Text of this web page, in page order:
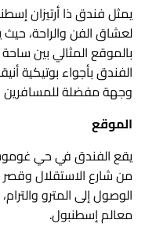
يمثل فندق ذا أرتيزان
لعشاق الفن والراحة،
بالموقع المثالي بين
الفندق بأجواء بوتيكية
وجهة مفضلة للمسافرين
الموقع
يقع الفندق في حي
من شارع الاستقلال
الوصول إلى المترو
معالم إسطنبول.